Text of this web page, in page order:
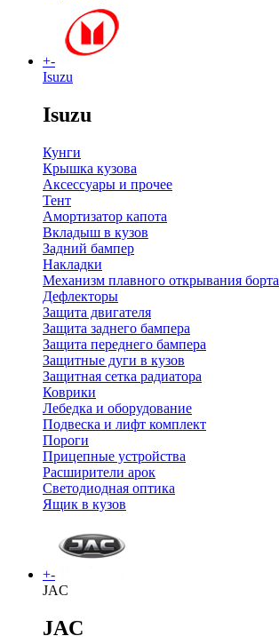
+-
Isuzu
Isuzu
Кунги
Крышка кузова
Аксессуары и прочее
Тент
Амортизатор капота
Вкладыш в кузов
Задний бампер
Накладки
Механизм плавного открывания борта
Дефлекторы
Защита двигателя
Защита заднего бампера
Защита переднего бампера
Защитные дуги в кузов
Защитная сетка радиатора
Коврики
Лебедка и оборудование
Подвеска и лифт комплект
Пороги
Прицепные устройства
Расширители арок
Светодиодная оптика
Ящик в кузов
+-
JAC
JAC